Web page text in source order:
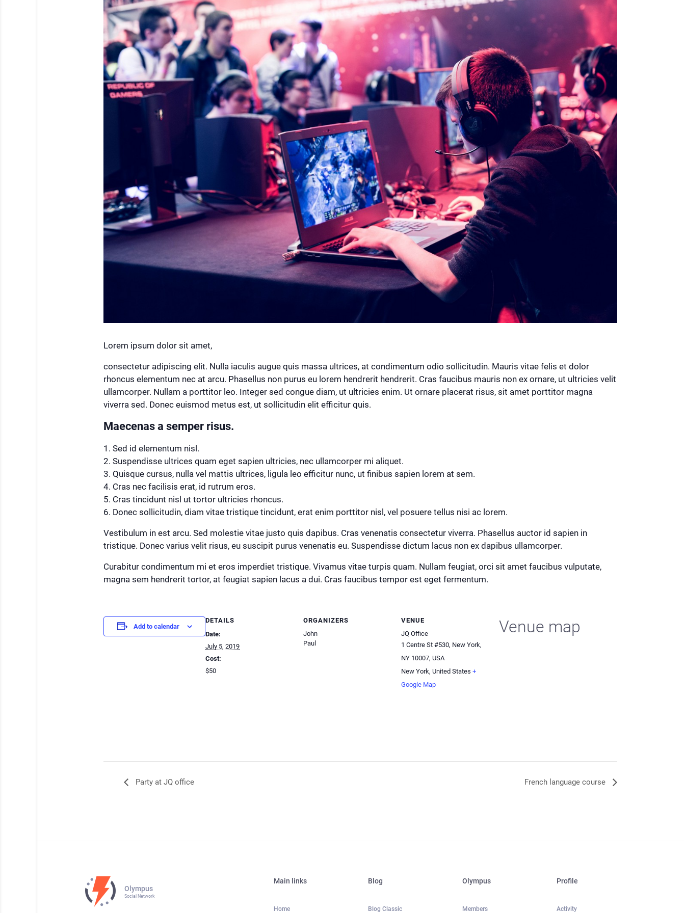
Lorem ipsum dolor sit amet,
consectetur adipiscing elit. Nulla iaculis augue quis massa ultrices, at condimentum odio sollicitudin. Mauris vitae felis et dolor
rhoncus elementum nec at arcu. Phasellus non purus eu lorem hendrerit hendrerit. Cras faucibus mauris non ex ornare, ut ultricies velit
ullamcorper. Nullam a porttitor leo. Integer sed congue diam, ut ultricies enim. Ut ornare placerat risus, sit amet porttitor magna
viverra sed. Donec euismod metus est, ut sollicitudin elit efficitur quis.
Maecenas a semper risus.
Sed id elementum nisl.
Suspendisse ultrices quam eget sapien ultricies, nec ullamcorper mi aliquet.
Quisque cursus, nulla vel mattis ultrices, ligula leo efficitur nunc, ut finibus sapien lorem at sem.
Cras nec facilisis erat, id rutrum eros.
Cras tincidunt nisl ut tortor ultricies rhoncus.
Donec sollicitudin, diam vitae tristique tincidunt, erat enim porttitor nisl, vel posuere tellus nisi ac lorem.
Vestibulum in est arcu. Sed molestie vitae justo quis dapibus. Cras venenatis consectetur viverra. Phasellus auctor id sapien in
tristique. Donec varius velit risus, eu suscipit purus venenatis eu. Suspendisse dictum lacus non ex dapibus ullamcorper.
Curabitur condimentum mi et eros imperdiet tristique. Vivamus vitae turpis quam. Nullam feugiat, orci sit amet faucibus vulputate,
magna sem hendrerit tortor, at feugiat sapien lacus a dui. Cras faucibus tempor est eget fermentum.
Add to calendar
DETAILS
Date:
July 5, 2019
Cost:
$50
ORGANIZERS
John
Paul
VENUE
JQ Office
1 Centre St #530, New York,
NY 10007, USA
New York, United States +
Google Map
Venue map
Party at JQ office French language course
Olympus
Social Network
Main links
Home
Blog
Blog Classic
Olympus
Members
Profile
Activity